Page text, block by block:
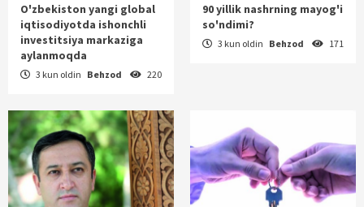
O'zbekiston yangi global
iqtisodiyotda ishonchli
investitsiya markaziga
aylanmoqda
3 kun oldin Behzod 220
90 yillik nashrning mayog'i
so'ndimi?
3 kun oldin Behzod 171